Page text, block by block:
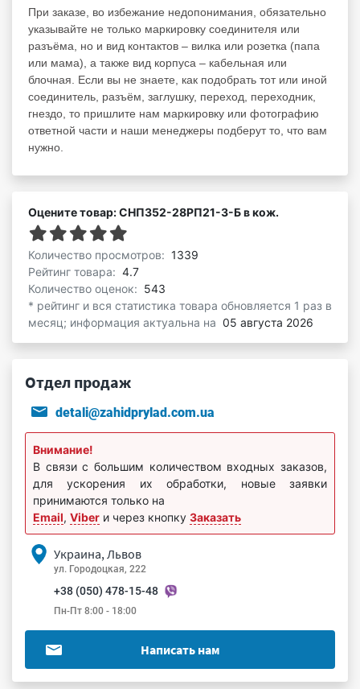
При заказе, во избежание недопонимания, обязательно
указывайте не только маркировку соединителя или
разъёма, но и вид контактов – вилка или розетка (папа
или мама), а также вид корпуса – кабельная или
блочная. Если вы не знаете, как подобрать тот или иной
соединитель, разъём, заглушку, переход, переходник,
гнездо, то пришлите нам маркировку или фотографию
ответной части и наши менеджеры подберут то, что вам
нужно.
Оцените товар: СНП352-28РП21-3-Б в кож.
Количество просмотров: 1339
Рейтинг товара: 4.7
Количество оценок: 543
* рейтинг и вся статистика товара обновляется 1 раз в
месяц; информация актуальна на 05 августа 2026
Отдел продаж
detali@zahidprylad.com.ua
Внимание!
В связи с большим количеством входных заказов,
для ускорения их обработки, новые заявки
принимаются только на
Email, Viber и через кнопку Заказать
Украина, Львов
ул. Городоцкая, 222
+38 (050) 478-15-48
Пн-Пт 8:00 - 18:00
Написать нам